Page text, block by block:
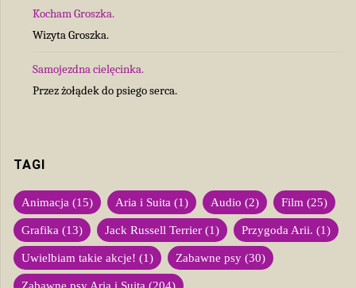
Kocham Groszka.
Wizyta Groszka.
Samojezdna cielęcinka.
Przez żołądek do psiego serca.
TAGI
Animacja (15) Aria i Suita (1) Audio (2) Film (25)
Grafika (13) Jack Russell Terrier (1) Przygoda Arii. (1)
Uwielbiam takie akcje! (1) Zabawne psy (30)